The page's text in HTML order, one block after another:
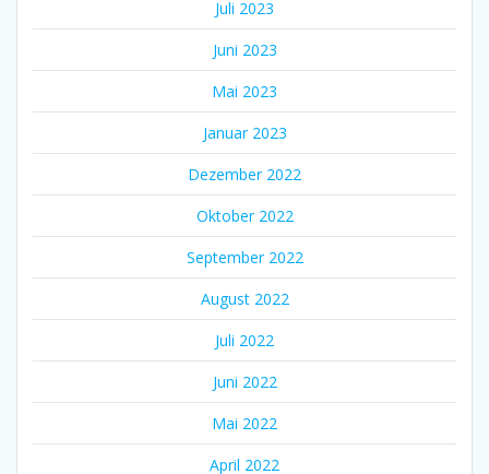
Juli 2023
Juni 2023
Mai 2023
Januar 2023
Dezember 2022
Oktober 2022
September 2022
August 2022
Juli 2022
Juni 2022
Mai 2022
April 2022